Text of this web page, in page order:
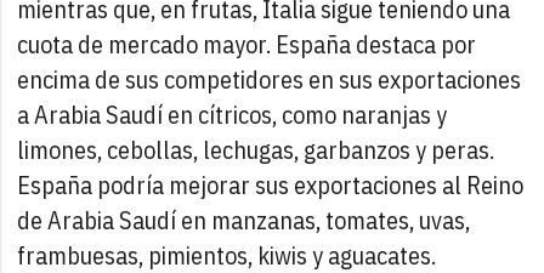
mientras que, en frutas, Italia sigue teniendo una
cuota de mercado mayor. España destaca por
encima de sus competidores en sus exportaciones
a Arabia Saudí en cítricos, como naranjas y
limones, cebollas, lechugas, garbanzos y peras.
España podría mejorar sus exportaciones al Reino
de Arabia Saudí en manzanas, tomates, uvas,
frambuesas, pimientos, kiwis y aguacates.